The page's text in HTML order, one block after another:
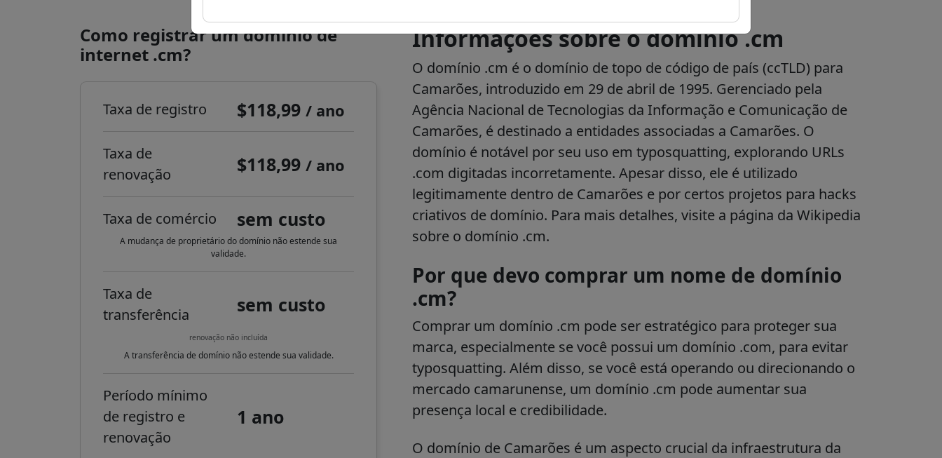
Como registrar um domínio de
internet .cm?
Taxa de registro $118,99/ ano
Taxa de
renovação
$118,99/ ano
Taxa de comércio sem custo
A mudança de proprietário do domínio não estende sua
validade.
Taxa de
transferência
sem custo
renovação não incluída
A transferência de domínio não estende sua validade.
Período mínimo
de registro e
renovação
1 ano
Informações sobre o domínio .cm
O domínio .cm é o domínio de topo de código de país (ccTLD) para
Camarões, introduzido em 29 de abril de 1995. Gerenciado pela
Agência Nacional de Tecnologias da Informação e Comunicação de
Camarões, é destinado a entidades associadas a Camarões. O
domínio é notável por seu uso em typosquatting, explorando URLs
.com digitadas incorretamente. Apesar disso, ele é utilizado
legitimamente dentro de Camarões e por certos projetos para hacks
criativos de domínio. Para mais detalhes, visite a página da Wikipedia
sobre o domínio .cm.
Por que devo comprar um nome de domínio
.cm?
Comprar um domínio .cm pode ser estratégico para proteger sua
marca, especialmente se você possui um domínio .com, para evitar
typosquatting. Além disso, se você está operando ou direcionando o
mercado camarunense, um domínio .cm pode aumentar sua
presença local e credibilidade.
O domínio de Camarões é um aspecto crucial da infraestrutura da